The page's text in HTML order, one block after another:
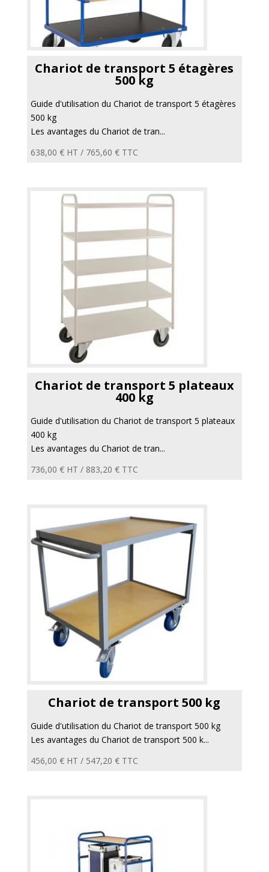
Chariot de transport 5 étagères
500 kg
Guide d'utilisation du Chariot de transport 5 étagères
500 kg
Les avantages du Chariot de tran...
638,00 € HT / 765,60 €TTC
Chariot de transport 5 plateaux
400 kg
Guide d'utilisation du Chariot de transport 5 plateaux
400 kg
Les avantages du Chariot de tran...
736,00 € HT / 883,20 €TTC
Chariot de transport 500 kg
Guide d'utilisation du Chariot de transport 500 kg
Les avantages du Chariot de transport 500 k...
456,00 € HT / 547,20 €TTC